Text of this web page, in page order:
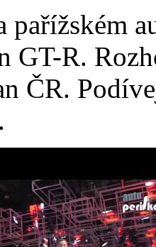
pařížském
GT-R.
ČR.